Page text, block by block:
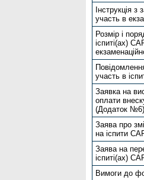
Інструкція з
участь в
Розмір і
іспиті(ах)
участь в
Заявка на
оплати
(Додаток №6)
Заява про
на іспити
Заява на
іспиті(ах)
Вимоги до